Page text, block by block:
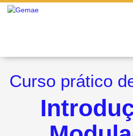
Curso prático